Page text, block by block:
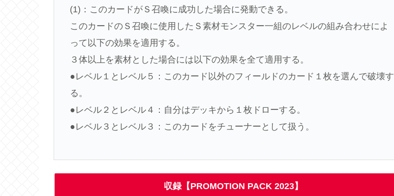
(1)：このカードがＳ召喚に成功した場合に発動できる。
このカードのＳ召喚に使用したＳ素材モンスター一組のレベルの組み合わせによ
って以下の効果を適用する。
３体以上を素材とした場合には以下の効果を全て適用する。
●レベル１とレベル５：このカード以外のフィールドのカード１枚を選んで破壊す
る。
●レベル２とレベル４：自分はデッキから１枚ドローする。
●レベル３とレベル３：このカードをチューナーとして扱う。
収録【PROMOTION PACK 2023】